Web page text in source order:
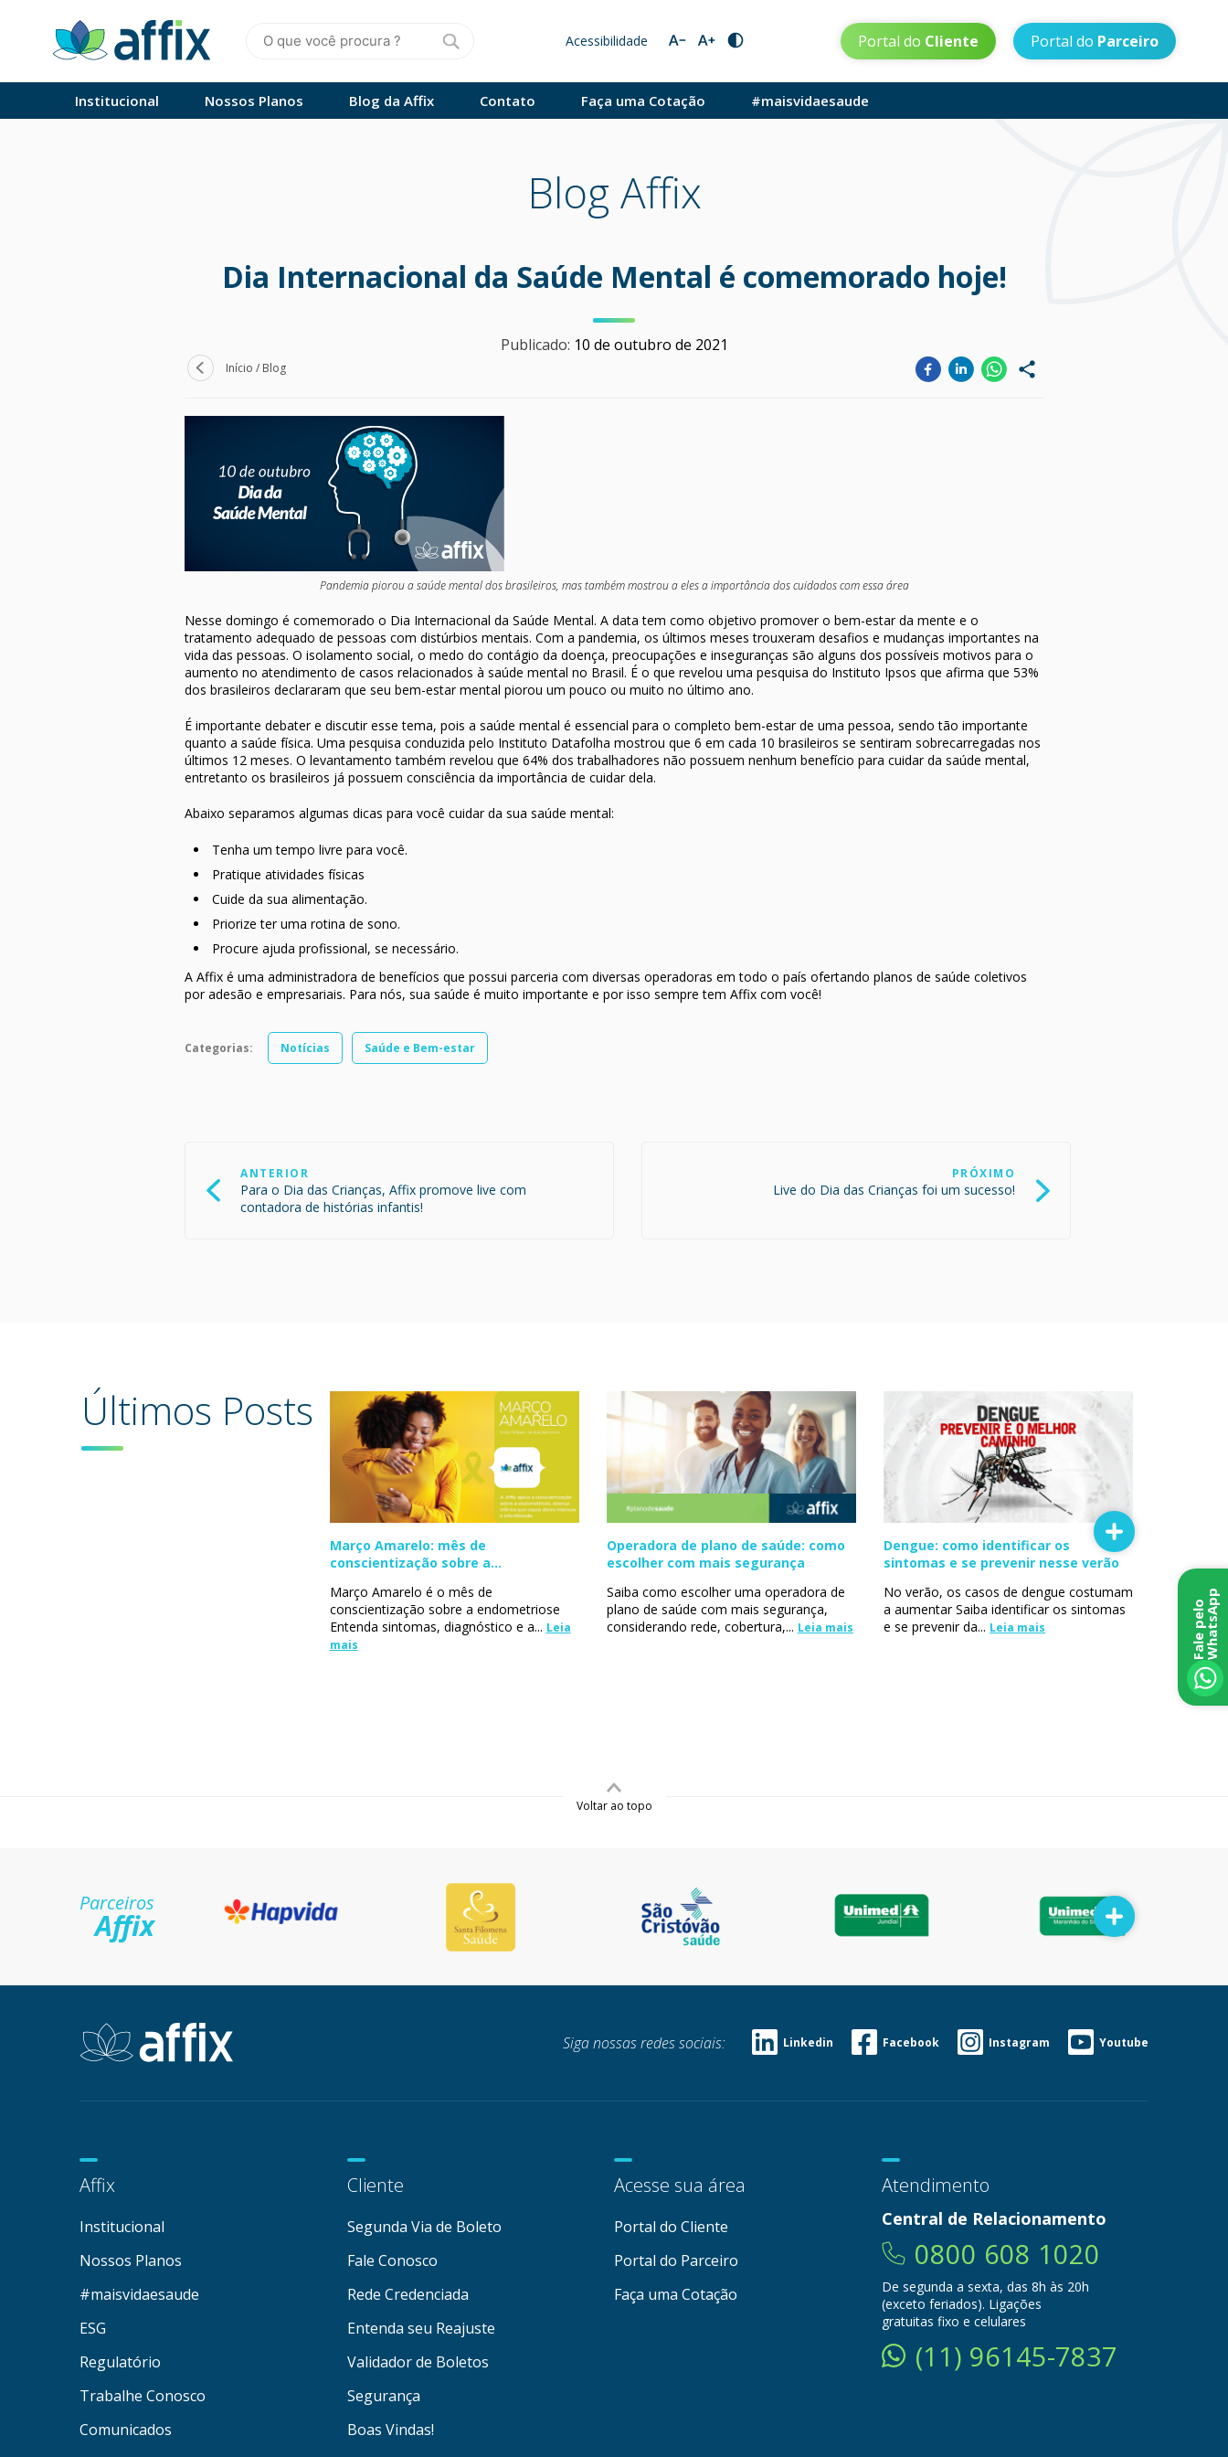
Acessibilidade Portal do Cliente Portal do Parceiro
Institucional Nossos Planos Blog da Affix Contato Faça uma Cotação #maisvidaesaude
Blog Affix
Dia Internacional da Saúde Mental é comemorado hoje!
Publicado: 10 de outubro de 2021
Início / Blog
Pandemia piorou a saúde mental dos brasileiros, mas também mostrou a eles a importância dos cuidados com essa área
Nesse domingo é comemorado o Dia Internacional da Saúde Mental. A data tem como objetivo promover o bem-estar da mente e o
tratamento adequado de pessoas com distúrbios mentais. Com a pandemia, os últimos meses trouxeram desafios e mudanças importantes na
vida das pessoas. O isolamento social, o medo do contágio da doença, preocupações e inseguranças são alguns dos possíveis motivos para o
aumento no atendimento de casos relacionados à saúde mental no Brasil. É o que revelou uma pesquisa do Instituto Ipsos que afirma que 53%
dos brasileiros declararam que seu bem-estar mental piorou um pouco ou muito no último ano.
É importante debater e discutir esse tema, pois a saúde mental é essencial para o completo bem-estar de uma pessoa, sendo tão importante
quanto a saúde física. Uma pesquisa conduzida pelo Instituto Datafolha mostrou que 6 em cada 10 brasileiros se sentiram sobrecarregadas nos
últimos 12 meses. O levantamento também revelou que 64% dos trabalhadores não possuem nenhum benefício para cuidar da saúde mental,
entretanto os brasileiros já possuem consciência da importância de cuidar dela.
Abaixo separamos algumas dicas para você cuidar da sua saúde mental:
Tenha um tempo livre para você.
Pratique atividades físicas
Cuide da sua alimentação.
Priorize ter uma rotina de sono.
Procure ajuda profissional, se necessário.
A Affix é uma administradora de benefícios que possui parceria com diversas operadoras em todo o país ofertando planos de saúde coletivos
por adesão e empresariais. Para nós, sua saúde é muito importante e por isso sempre tem Affix com você!
Categorias: Notícias Saúde e Bem-estar
Post ANTERIOR
Para o Dia das Crianças, Affix promove live com
contadora de histórias infantis!
PRÓXIMO
Live do Dia das Crianças foi um sucesso!
Últimos Posts
Março Amarelo: mês de
conscientização sobre a
Março Amarelo é o mês de
conscientização sobre a endometriose
Entenda sintomas, diagnóstico e a... Leia
mais
Operadora de plano de saúde: como
escolher com mais segurança
Saiba como escolher uma operadora de
plano de saúde com mais segurança,
considerando rede, cobertura,... Leia mais
Dengue: como identificar os
sintomas e se prevenir nesse verão
No verão, os casos de dengue costumam
a aumentar Saiba identificar os sintomas
e se prevenir da... Leia mais
Voltar ao topo
Parceiros
Affix
Siga nossas redes sociais: Linkedin Facebook Instagram Youtube
Affix
Institucional
Nossos Planos
#maisvidaesaude
ESG
Regulatório
Trabalhe Conosco
Comunicados
Cliente
Segunda Via de Boleto
Fale Conosco
Rede Credenciada
Entenda seu Reajuste
Validador de Boletos
Segurança
Boas Vindas!
Acesse sua área
Portal do Cliente
Portal do Parceiro
Faça uma Cotação
Atendimento
Central de Relacionamento
0800 608 1020
De segunda a sexta, das 8h às 20h
(exceto feriados). Ligações
gratuitas fixo e celulares
(11) 96145-7837
F
a
l
e
p
e
l
o
W
h
a
t
s
A
pp